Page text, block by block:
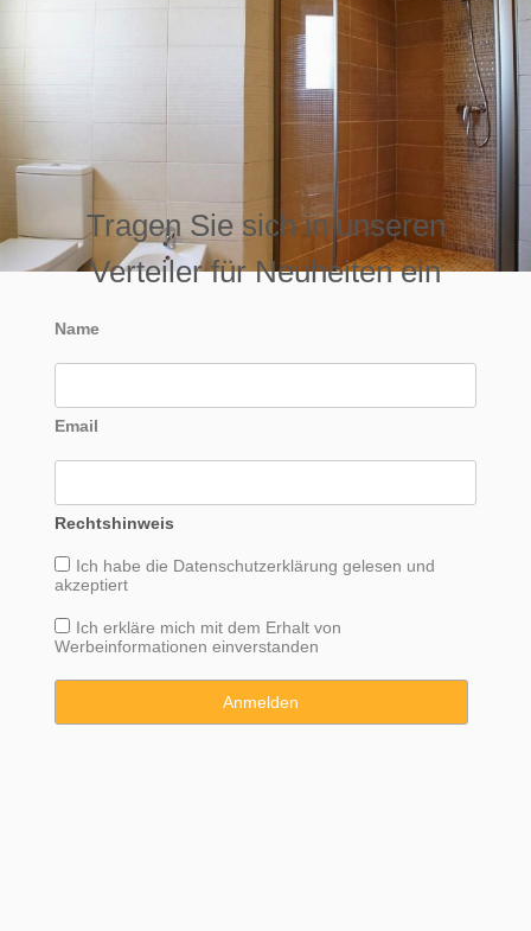
Tragen Sie sich in unseren
Verteiler für Neuheiten ein
Name
Email
Rechtshinweis
Ich habe die Datenschutzerklärung gelesen und
akzeptiert
Ich erkläre mich mit dem Erhalt von
Werbeinformationen einverstanden